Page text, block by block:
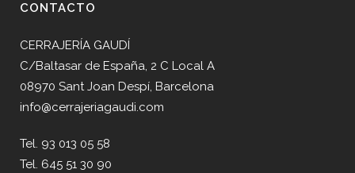
CONTACTO
CERRAJERÍA GAUDÍ
C/Baltasar de España, 2 C Local A
08970 Sant Joan Despí, Barcelona
info@cerrajeriagaudi.com
Tel. 93 013 05 58
Tel. 645 51 30 90